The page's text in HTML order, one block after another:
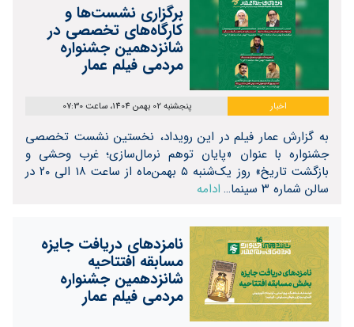
برگزاری نشست‌ها و
کارگاه‌های تخصصی در
شانزدهمین جشنواره
مردمی فیلم عمار
اخبار پنجشنبه 02 بهمن 1404، ساعت 07:30
به گزارش عمار فیلم در این رویداد، نخستین نشست تخصصی
جشنواره با عنوان «پایان توهم نرمال‌سازی؛ غرب وحشی و
بازگشت تاریخ» روز یک‌شنبه ۵ بهمن‌ماه از ساعت ۱۸ الی ۲۰ در
سالن شماره ۳ سینما…
ادامه
نامزدهای دریافت جایزه
مسابقه افتتاحیه
شانزدهمین جشنواره
مردمی فیلم عمار